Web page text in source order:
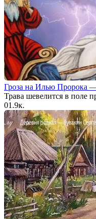
Гроза на Илью Пророка
Трава шевелится в поле
01.9к.